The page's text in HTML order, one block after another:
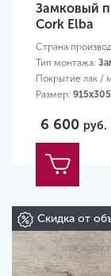
Замковый
Cork Elba
Страна
Тип монтажа:
Покрытие лак /
Размер:
6 600 руб.
Скидка от